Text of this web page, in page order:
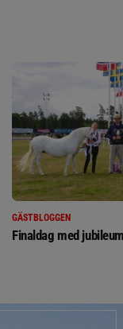
GÄSTBLOGGEN
Finaldag med